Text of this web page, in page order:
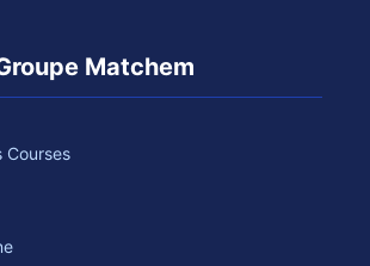
Matchem
Courses